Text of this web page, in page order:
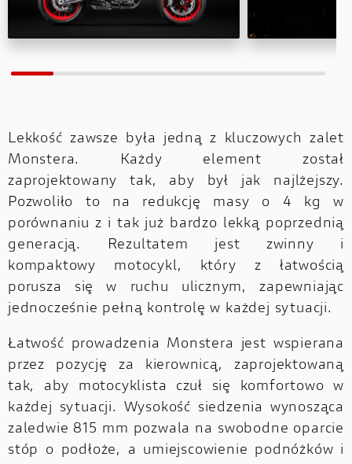
Lekkość zawsze była jedną z kluczowych zalet
Monstera. Każdy element został
zaprojektowany tak, aby był jak najlżejszy.
Pozwoliło to na redukcję masy o 4 kg w
porównaniu z i tak już bardzo lekką poprzednią
generacją. Rezultatem jest zwinny i
kompaktowy motocykl, który z łatwością
porusza się w ruchu ulicznym, zapewniając
jednocześnie pełną kontrolę w każdej sytuacji.
Łatwość prowadzenia Monstera jest wspierana
przez pozycję za kierownicą, zaprojektowaną
tak, aby motocyklista czuł się komfortowo w
każdej sytuacji. Wysokość siedzenia wynosząca
zaledwie 815 mm pozwala na swobodne oparcie
stóp o podłoże, a umiejscowienie podnóżków i